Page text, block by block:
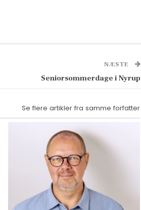
NÆSTE
Seniorsommerdage i Nyrup
Se flere artikler fra samme forfatter